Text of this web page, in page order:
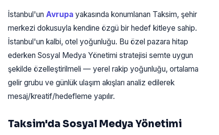
İstanbul'un Avrupa yakasında konumlanan Taksim, şehir
merkezi dokusuyla kendine özgü bir hedef kitleye sahip.
İstanbul'un kalbi, otel yoğunluğu. Bu özel pazara hitap
ederken Sosyal Medya Yönetimi stratejisi semte uygun
şekilde özelleştirilmeli — yerel rakip yoğunluğu, ortalama
gelir grubu ve günlük ulaşım akışları analiz edilerek
mesaj/kreatif/hedefleme yapılır.
Taksim'da Sosyal Medya Yönetimi